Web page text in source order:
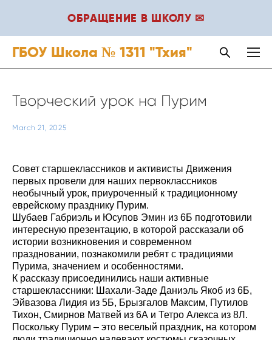
ОБРАЩЕНИЕ В ШКОЛУ ✉
ГБОУ Школа № 1311 "Тхия"
March 21, 2025
Творческий урок на Пурим
Совет старшеклассников и активисты Движения
первых провели для наших первоклассников
необычный урок, приуроченный к традиционному
еврейскому празднику Пурим.
Шубаев Габриэль и Юсупов Эмин из 6Б подготовили
интересную презентацию, в которой рассказали об
истории возникновения и современном
праздновании, познакомили ребят с традициями
Пурима, значением и особенностями.
К рассказу присоединились наши активные
старшеклассники: Шахали-Заде Даниэль Якоб из 6Б,
Эйвазова Лидия из 5Б, Брызгалов Максим, Путилов
Тихон, Смирнов Матвей из 6А и Тетро Алекса из 8Л.
Поскольку Пурим – это веселый праздник, на котором